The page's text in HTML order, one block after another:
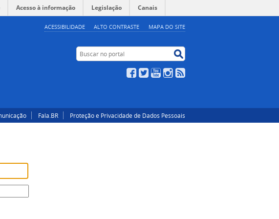
ACESSIBILIDADE ALTO CONTRASTE MAPA DO SITE
Acesso à informação Legislação Canais
Buscar no portal
Facebook
TwitterYouTubeInstagram
Fala.BR Proteção e Privacidade de Dados Pessoais